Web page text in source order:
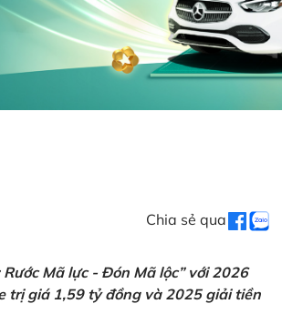
Chia sẻ qua
Mã lực - Đón Mã lộc” với 2026
trị giá 1,59 tỷ đồng và 2025 giải tiền